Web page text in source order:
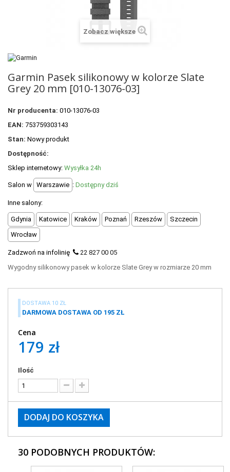
WENGER ZEGARKI
ORIENT ZEGARKI
OBAKU DENMARK ZEGARKI
POLECANE PRODUKTY
PROMOCJE
OUTLET
Zobacz większe
Garmin Pasek silikonowy w kolorze Slate
Grey 20 mm [010-13076-03]
Nr producenta: 010-13076-03
EAN: 753759303143
Stan: Nowy produkt
Dostępność:
Sklep internetowy: Wysyłka 24h
Salon w Warszawie : Dostępny dziś
Inne salony:
Gdynia Katowice Kraków Poznań Rzeszów
Szczecin
Wrocław
Zadzwoń na infolinię
22 827 00 05
Wygodny silikonowy pasek w kolorze Slate Grey w rozmiarze 20 mm
DOSTAWA 10 ZŁ
DARMOWA DOSTAWA OD 195 ZŁ
Cena
179 zł
Ilość
DODAJ DO KOSZYKA
30 PODOBNYCH PRODUKTÓW: